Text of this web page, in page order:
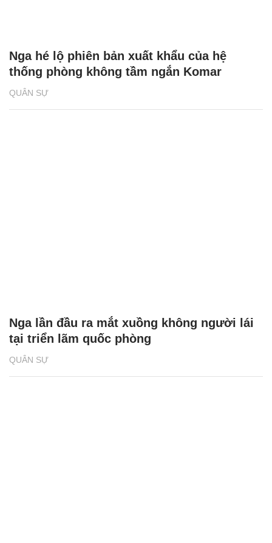
QUÂN SỰ
Nga hé lộ phiên bản xuất khẩu của hệ
thống phòng không tầm ngắn Komar
QUÂN SỰ
Nga lần đầu ra mắt xuồng không người lái
tại triển lãm quốc phòng